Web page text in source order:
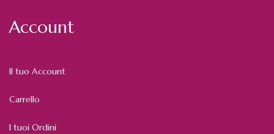
Account
Il tuo Account
Carrello
I tuoi Ordini